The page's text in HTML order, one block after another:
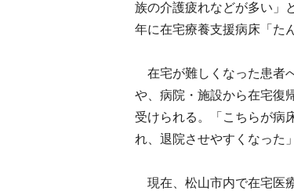
族の介護疲れなどが多い」
年に在宅療養支援病床「た
在宅が難しくなった患者
や、病院・施設から在宅復
受けられる。「こちらが病
れ、退院させやすくなった
現在、松山市内で在宅医